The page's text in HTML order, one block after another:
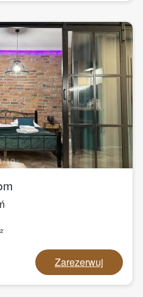
/19
Zarezerwuj